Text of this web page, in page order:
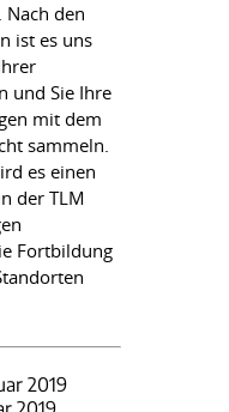
den
ist es uns
und Sie Ihre
mit dem
sammeln.
es einen
der TLM
Fortbildung
2019